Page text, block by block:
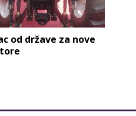
od države za nove